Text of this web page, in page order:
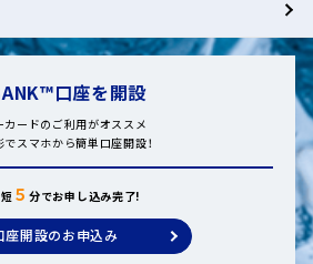
口座を開設
カードのご利用がオススメ
スマホから簡単口座開設！
５分でお申し込み完了!
座開設のお申込み